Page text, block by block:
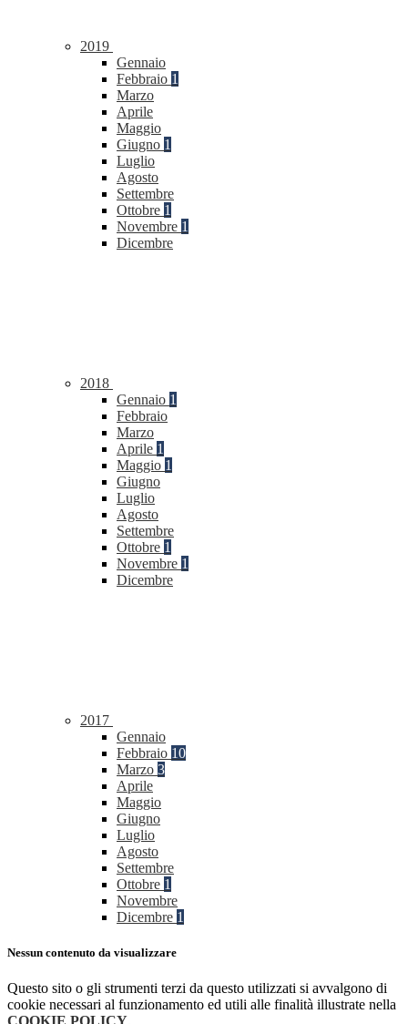
2019
Gennaio
Febbraio 1
Marzo
Aprile
Maggio
Giugno 1
Luglio
Agosto
Settembre
Ottobre 1
Novembre 1
Dicembre
2018
Gennaio 1
Febbraio
Marzo
Aprile 1
Maggio 1
Giugno
Luglio
Agosto
Settembre
Ottobre 1
Novembre 1
Dicembre
2017
Gennaio
Febbraio 10
Marzo 3
Aprile
Maggio
Giugno
Luglio
Agosto
Settembre
Ottobre 1
Novembre
Dicembre 1
Nessun contenuto da visualizzare
Questo sito o gli strumenti terzi da questo utilizzati si avvalgono di
cookie necessari al funzionamento ed utili alle finalità illustrate nella